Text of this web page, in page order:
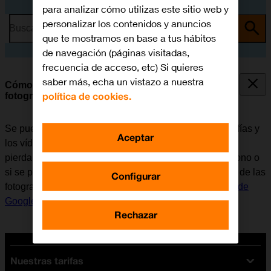
Busca por problema o tema
Cómo hacer una copia de seguridad de las
fotografías y los vídeos con Google Drive
Se puede hacer una copia de seguridad de las fotografías y
los vídeos del móvil con Google Drive para que no se
pierdan, por ejemplo, al actualizar el software del teléfono o
si se pierde. Para poder hacer una copia de seguridad de las
fotografías y los vídeos, es necesario
activar la cuenta de
Google en el móvilyconfigurar el móvil para internet
Nuestras tarifas
para analizar cómo utilizas este sitio web y
personalizar los contenidos y anuncios
que te mostramos en base a tus hábitos
de navegación (páginas visitadas,
frecuencia de acceso, etc) Si quieres
saber más, echa un vistazo a nuestra
política de cookies.
Configurar
Rechazar
Aceptar